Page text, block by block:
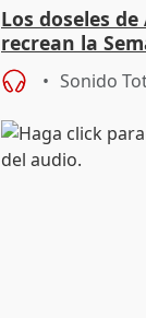
Los doseles
recrean la
Sonido